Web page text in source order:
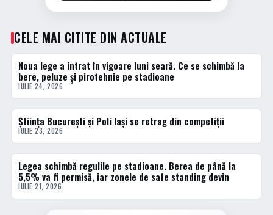
CELE MAI CITITE DIN ACTUALE
1 · TOP
Noua lege a intrat în vigoare luni seară. Ce se schimbă la
bere, peluze și pirotehnie pe stadioane
IULIE 24, 2026
2 · TOP
Știința București și Poli Iași se retrag din competiții
IULIE 23, 2026
3 · TOP
Legea schimbă regulile pe stadioane. Berea de până la
5,5% va fi permisă, iar zonele de safe standing devin
IULIE 21, 2026